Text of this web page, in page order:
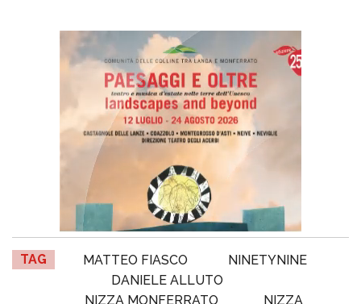
TAG MATTEO FIASCO
NINETYNINE
DANIELE ALLUTO
NIZZA MONFERRATO
NIZZA